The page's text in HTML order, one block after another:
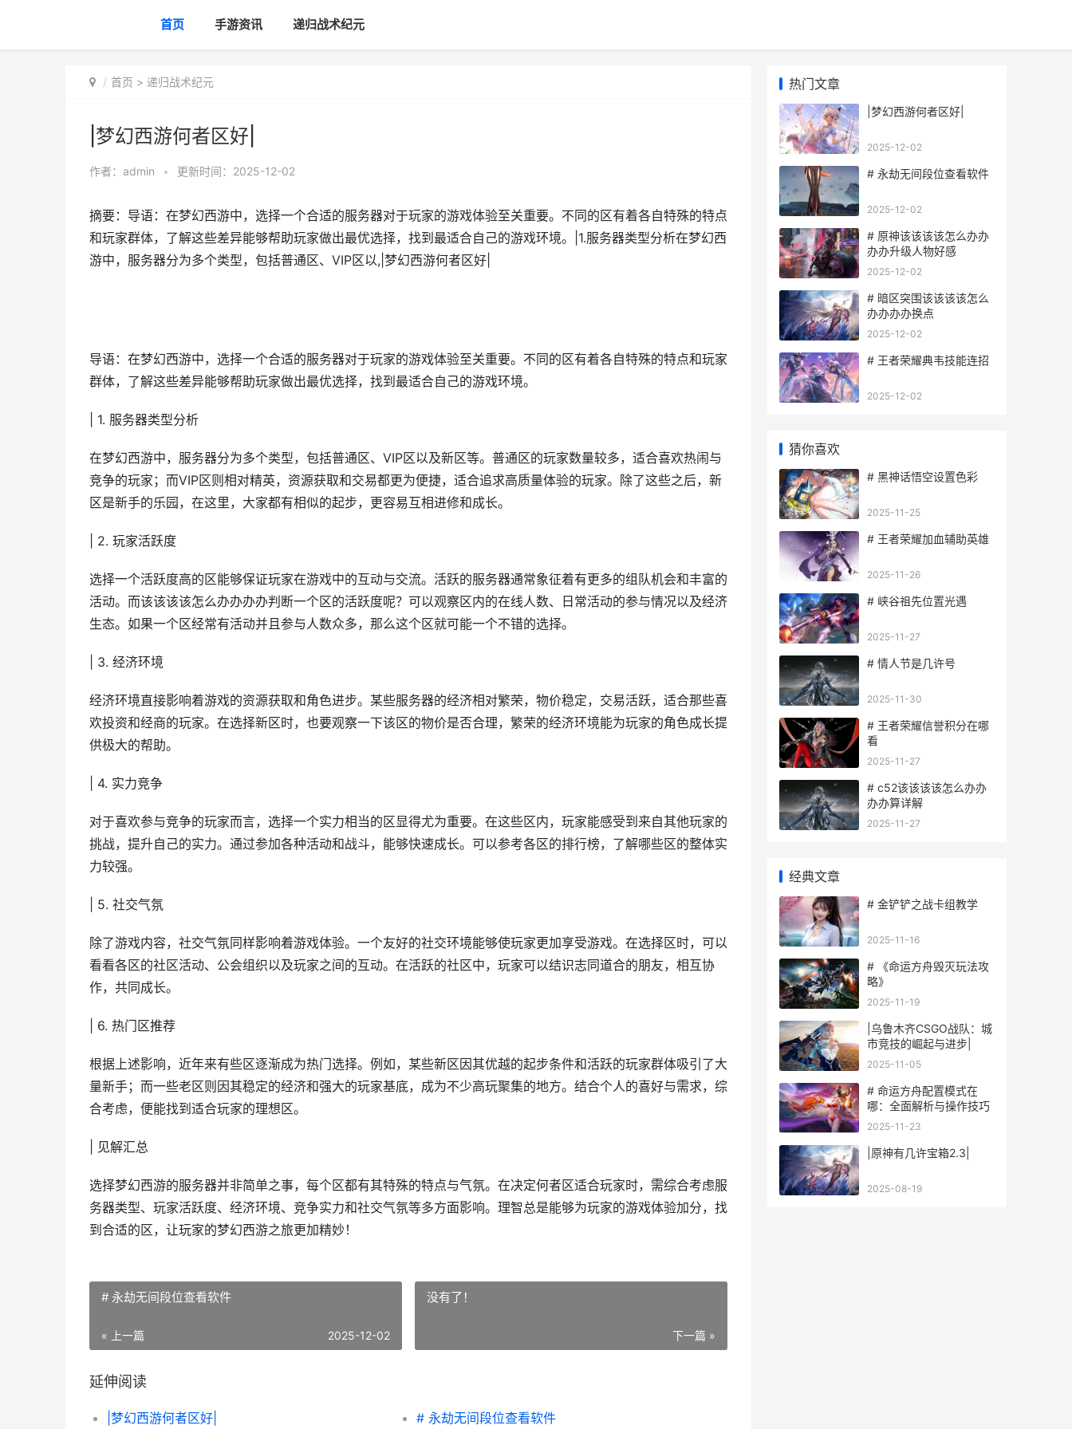
首页 手游资讯 递归战术纪元
首页 > 递归战术纪元
|梦幻西游何者区好|
作者： admin • 更新时间：2025-12-02
摘要：导语：在梦幻西游中，选择一个合适的服务器对于玩家的游戏体验至关重要。不同的区有着各自特殊的特点
和玩家群体，了解这些差异能够帮助玩家做出最优选择，找到最适合自己的游戏环境。|1.服务器类型分析在梦幻西
游中，服务器分为多个类型，包括普通区、VIP区以,|梦幻西游何者区好|
导语：在梦幻西游中，选择一个合适的服务器对于玩家的游戏体验至关重要。不同的区有着各自特殊的特点和玩家
群体，了解这些差异能够帮助玩家做出最优选择，找到最适合自己的游戏环境。
| 1. 服务器类型分析
在梦幻西游中，服务器分为多个类型，包括普通区、VIP区以及新区等。普通区的玩家数量较多，适合喜欢热闹与
竞争的玩家；而VIP区则相对精英，资源获取和交易都更为便捷，适合追求高质量体验的玩家。除了这些之后，新
区是新手的乐园，在这里，大家都有相似的起步，更容易互相进修和成长。
| 2. 玩家活跃度
选择一个活跃度高的区能够保证玩家在游戏中的互动与交流。活跃的服务器通常象征着有更多的组队机会和丰富的
活动。而该该该该怎么办办办办判断一个区的活跃度呢？可以观察区内的在线人数、日常活动的参与情况以及经济
生态。如果一个区经常有活动并且参与人数众多，那么这个区就可能一个不错的选择。
| 3. 经济环境
经济环境直接影响着游戏的资源获取和角色进步。某些服务器的经济相对繁荣，物价稳定，交易活跃，适合那些喜
欢投资和经商的玩家。在选择新区时，也要观察一下该区的物价是否合理，繁荣的经济环境能为玩家的角色成长提
供极大的帮助。
| 4. 实力竞争
对于喜欢参与竞争的玩家而言，选择一个实力相当的区显得尤为重要。在这些区内，玩家能感受到来自其他玩家的
挑战，提升自己的实力。通过参加各种活动和战斗，能够快速成长。可以参考各区的排行榜，了解哪些区的整体实
力较强。
| 5. 社交气氛
除了游戏内容，社交气氛同样影响着游戏体验。一个友好的社交环境能够使玩家更加享受游戏。在选择区时，可以
看看各区的社区活动、公会组织以及玩家之间的互动。在活跃的社区中，玩家可以结识志同道合的朋友，相互协
作，共同成长。
| 6. 热门区推荐
根据上述影响，近年来有些区逐渐成为热门选择。例如，某些新区因其优越的起步条件和活跃的玩家群体吸引了大
量新手；而一些老区则因其稳定的经济和强大的玩家基底，成为不少高玩聚集的地方。结合个人的喜好与需求，综
合考虑，便能找到适合玩家的理想区。
| 见解汇总
选择梦幻西游的服务器并非简单之事，每个区都有其特殊的特点与气氛。在决定何者区适合玩家时，需综合考虑服
务器类型、玩家活跃度、经济环境、竞争实力和社交气氛等多方面影响。理智总是能够为玩家的游戏体验加分，找
到合适的区，让玩家的梦幻西游之旅更加精妙！
# 永劫无间段位查看软件
« 上一篇 2025-12-02
没有了！
下一篇 »
延伸阅读
|梦幻西游何者区好| # 永劫无间段位查看软件
热门文章
|梦幻西游何者区好|
2025-12-02
# 永劫无间段位查看软件
2025-12-02
# 原神该该该该怎么办办
办办升级人物好感
2025-12-02
# 暗区突围该该该该怎么
办办办办换点
2025-12-02
# 王者荣耀典韦技能连招
2025-12-02
猜你喜欢
# 黑神话悟空设置色彩
2025-11-25
# 王者荣耀加血辅助英雄
2025-11-26
# 峡谷祖先位置光遇
2025-11-27
# 情人节是几许号
2025-11-30
# 王者荣耀信誉积分在哪
看
2025-11-27
# c52该该该该怎么办办
办办算详解
2025-11-27
经典文章
# 金铲铲之战卡组教学
2025-11-16
# 《命运方舟毁灭玩法攻
略》
2025-11-19
|乌鲁木齐CSGO战队：城
市竞技的崛起与进步|
2025-11-05
# 命运方舟配置模式在
哪：全面解析与操作技巧
2025-11-23
|原神有几许宝箱2.3|
2025-08-19